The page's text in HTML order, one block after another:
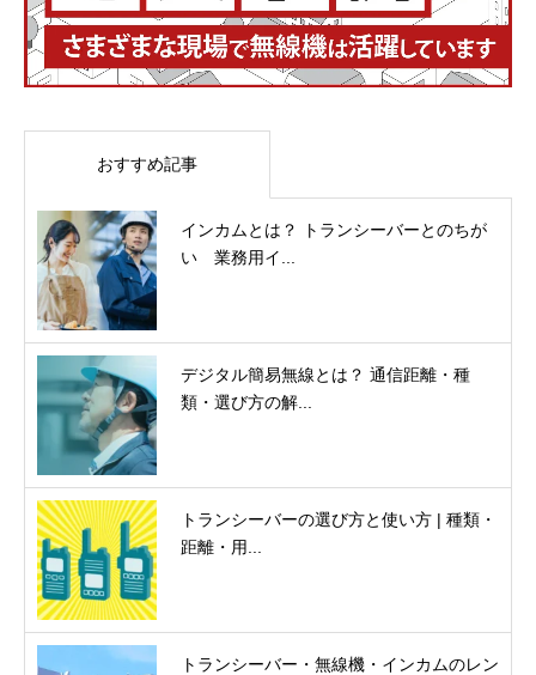
おすすめ記事
インカムとは？ トランシーバーとのちが
い 業務用イ...
デジタル簡易無線とは？ 通信距離・種
類・選び方の解...
トランシーバーの選び方と使い方 | 種類・
距離・用...
トランシーバー・無線機・インカムのレン